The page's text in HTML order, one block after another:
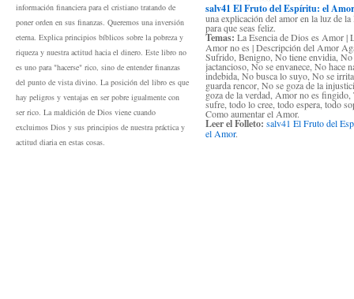
información financiera para el cristiano tratando de
poner orden en sus finanzas. Queremos una inversión
eterna. Explica principios bíblicos sobre la pobreza y
riqueza y nuestra actitud hacia el dinero. Este libro no
es uno para "hacerse" rico, sino de entender finanzas
del punto de vista divino. La posición del libro es que
hay peligros y ventajas en ser pobre igualmente con
ser rico. La maldición de Dios viene cuando
excluimos Dios y sus principios de nuestra práctica y
actitud diaria en estas cosas.
salv41 El Fruto del Espíritu: el Amor
una explicación del amor en la luz de
para que seas feliz.
Temas: La Esencia de Dios es Amor |
Amor no es | Descripción del Amor
Sufrido, Benigno, No tiene envidia, No
jactancioso, No se envanece, No hace
indebida, No busca lo suyo, No se
guarda rencor, No se goza de la
goza de la verdad, Amor no es fingido,
sufre, todo lo cree, todo espera, todo
Como aumentar el Amor.
Leer el Folleto: salv41 El Fruto del
el Amor.